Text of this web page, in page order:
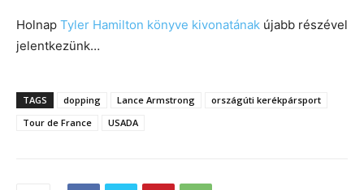
Holnap Tyler Hamilton könyve kivonatának újabb részével
jelentkezünk…
TAGS dopping Lance Armstrong
országúti kerékpársport
Tour de France
USADA